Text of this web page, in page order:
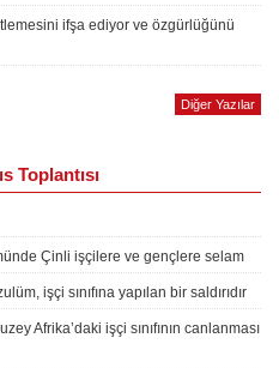
ifşa ediyor ve özgürlüğünü
Diğer Yazılar
Toplantısı
Çinli işçilere ve gençlere selam
işçi sınıfına yapılan bir saldırıdır
Afrika’daki işçi sınıfının canlanması